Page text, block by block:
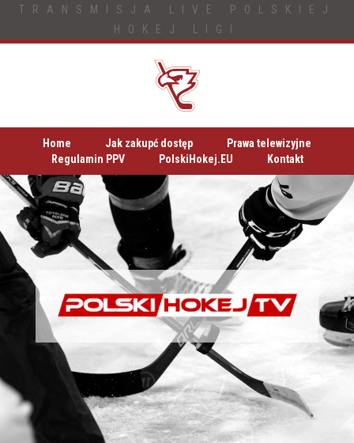
TRANSMISJA LIVE POLSKIEJ
HOKEJ LIGI
Home Jak zakupć dostęp
Prawa telewizyjne
Regulamin PPV
PolskiHokej.EU Kontakt